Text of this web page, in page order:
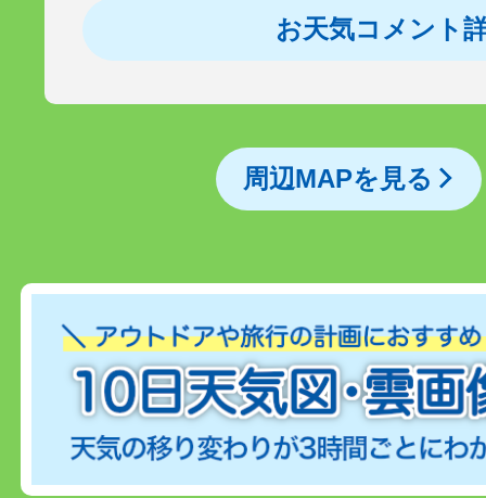
お天気コメント
周辺MAPを見る